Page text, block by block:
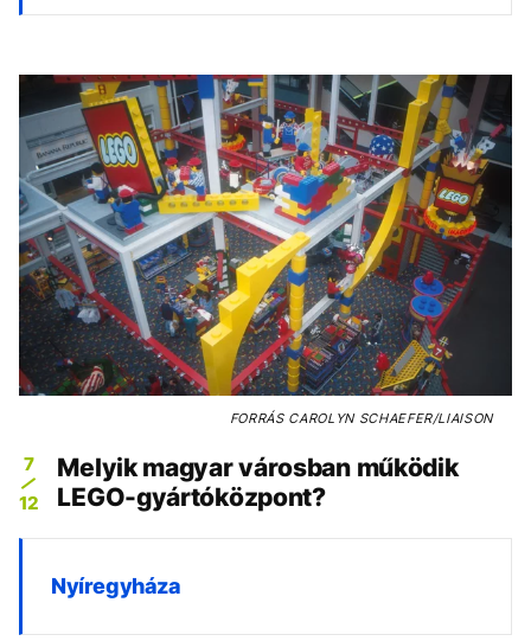
FORRÁSCAROLYN SCHAEFER/LIAISON
7
12
Melyik magyar városban működik
LEGO-gyártóközpont?
Nyíregyháza